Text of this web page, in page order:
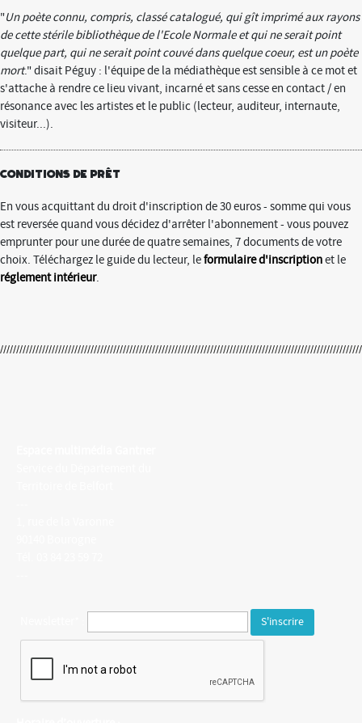
"Un poète connu, compris, classé catalogué, qui gît imprimé aux rayons
de cette stérile bibliothèque de l'Ecole Normale et qui ne serait point
quelque part, qui ne serait point couvé dans quelque coeur, est un poète
mort." disait Péguy : l'équipe de la médiathèque est sensible à ce mot et
s'attache à rendre ce lieu vivant, incarné et sans cesse en contact / en
résonance avec les artistes et le public (lecteur, auditeur, internaute,
visiteur...).
conditions de prêt
En vous acquittant du droit d'inscription de 30 euros - somme qui vous
est reversée quand vous décidez d'arrêter l'abonnement - vous pouvez
emprunter pour une durée de quatre semaines, 7 documents de votre
choix. Téléchargez le guide du lecteur, leformulaire d'inscriptionet le
réglement intérieur.